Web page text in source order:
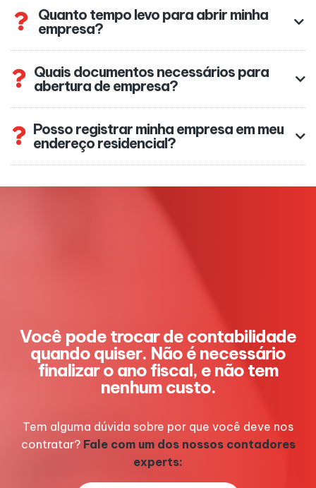
Quanto tempo levo para abrir minha
empresa?
Quais documentos necessários para
abertura de empresa?
Posso registrar minha empresa em meu
endereço residencial?
Você pode trocar de contabilidade
quando quiser. Não é necessário
finalizar o ano fiscal, e não tem
nenhum custo.
Tem alguma dúvida sobre por que você deve nos
contratar? Fale com um dos nossos contadores
experts: